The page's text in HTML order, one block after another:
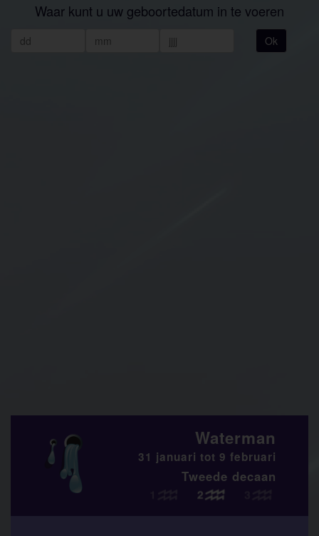
Waar kunt u uw geboortedatum in te voeren
Ok
Waterman
31 januari tot 9 februari
Tweede decaan